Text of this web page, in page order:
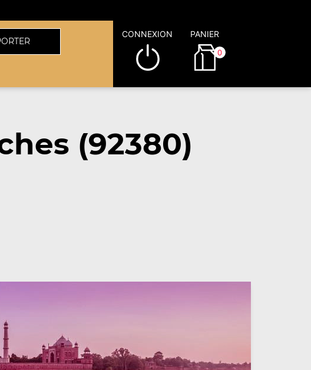
CONNEXION PANIER
0
(92380)